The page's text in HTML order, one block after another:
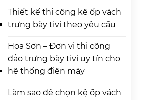
Thiết kế thi công kệ ốp vách
trưng bày tivi theo yêu cầu
Hoa Sơn – Đơn vị thi công
đảo trưng bày tivi uy tín cho
hệ thống điện máy
Làm sao để chọn kệ ốp vách